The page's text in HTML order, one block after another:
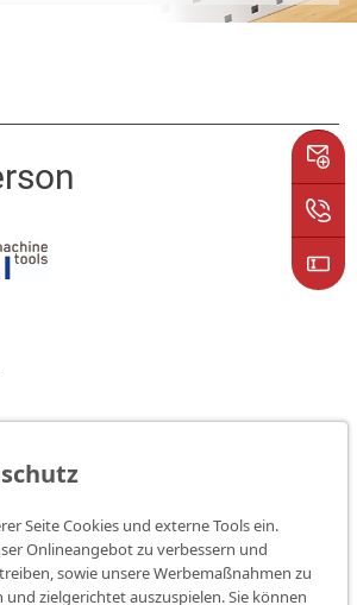
33
63
Seite Cookies und externe Tools ein.
Onlineangebot zu verbessern und
sowie unsere Werbemaßnahmen zu
zielgerichtet auszuspielen. Sie können